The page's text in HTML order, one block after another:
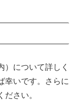
）について詳しく
幸いです。さらに
さい。